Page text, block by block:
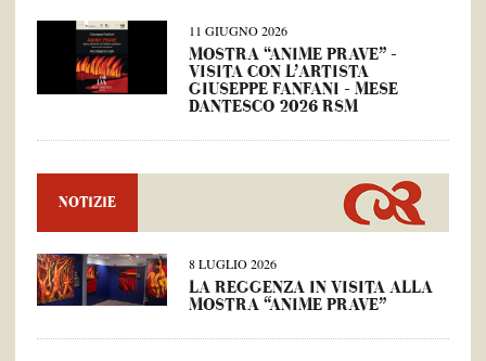
11 GIUGNO 2026
MOSTRA “ANIME PRAVE” –
VISITA CON L’ARTISTA
GIUSEPPE FANFANI – MESE
DANTESCO 2026 RSM
NOTIZIE
8 LUGLIO 2026
LA REGGENZA IN VISITA ALLA
MOSTRA “ANIME PRAVE”